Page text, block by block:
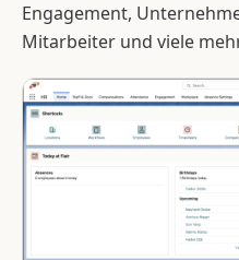
Engagement,
Mitarbeiter und viele